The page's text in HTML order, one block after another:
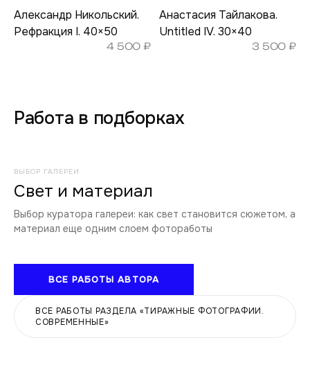
Александр Никольский.
Рефракция I. 40×50
4 500₽
Анастасия Тайлакова.
Untitled IV. 30×40
3 500₽
Работа в подборках
ВЫБОР ГАЛЕРЕИ
Свет и материал
Выбор куратора галереи: как свет становится сюжетом, а
материал еще одним слоем фотоработы
ВСЕ РАБОТЫ АВТОРА
ВСЕ РАБОТЫ РАЗДЕЛА «ТИРАЖНЫЕ ФОТОГРАФИИ.
СОВРЕМЕННЫЕ»